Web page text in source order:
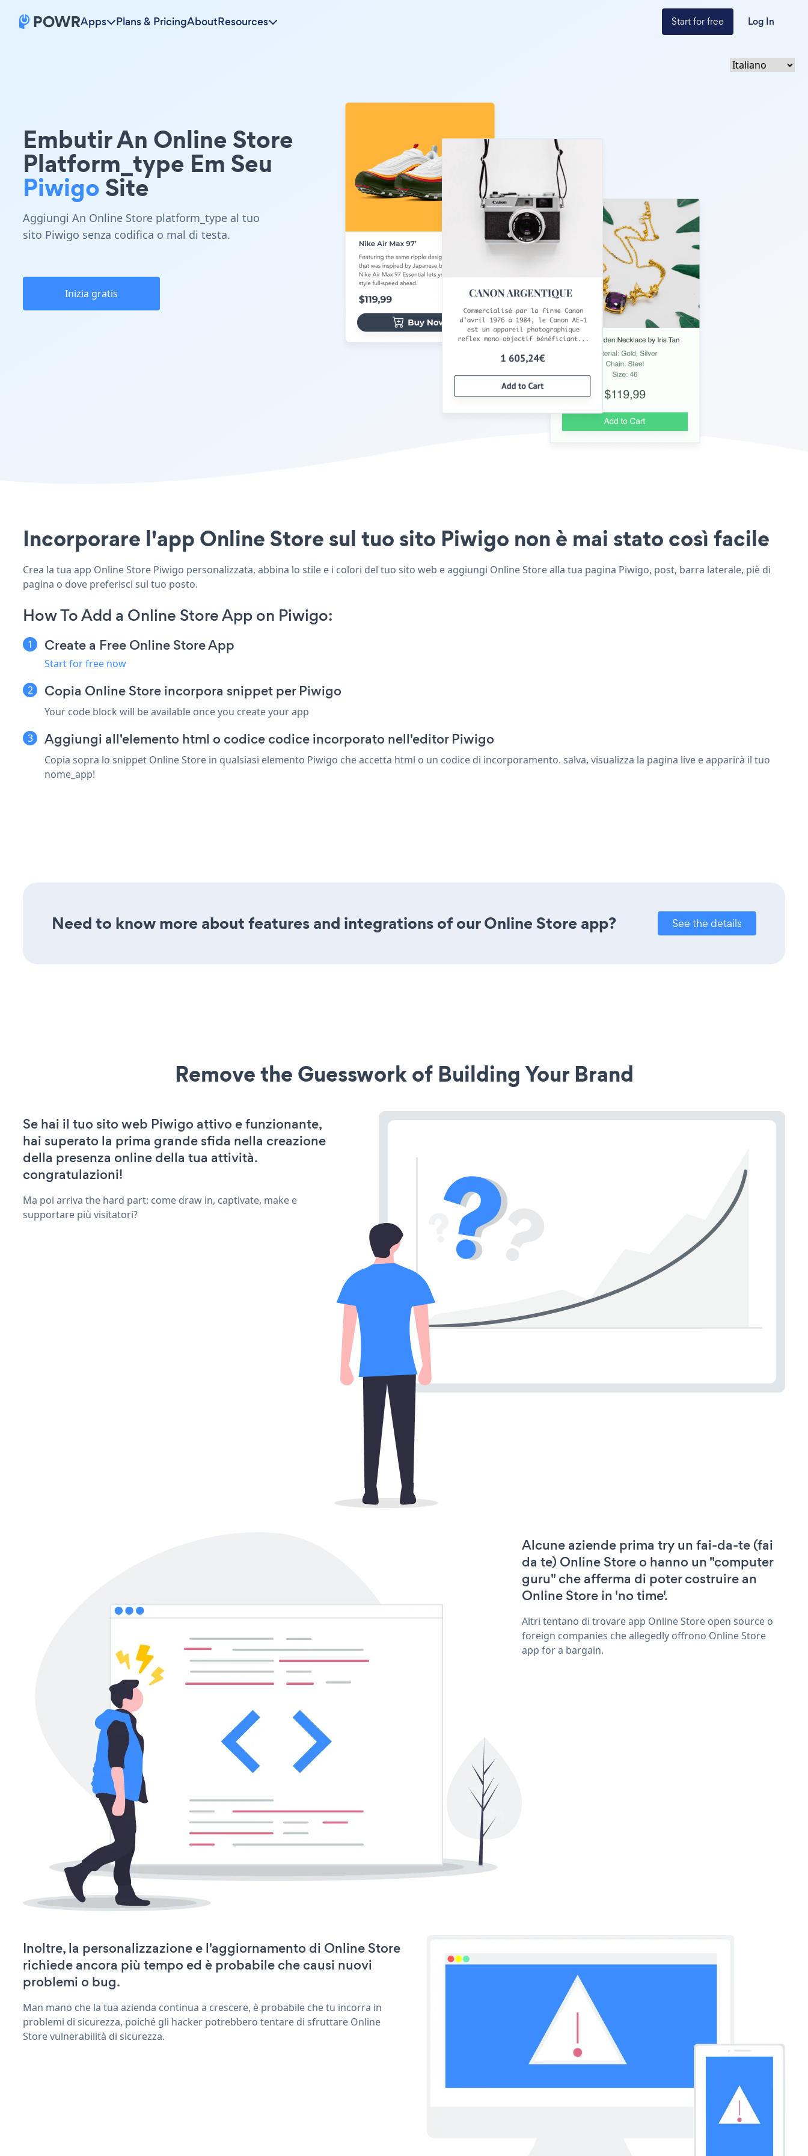
Apps Plans & PricingAboutResources Start for free Log In
Embutir An Online Store
Platform_type Em Seu
PiwigoSite
Aggiungi An Online Store platform_type al tuo
sito Piwigo senza codifica o mal di testa.
Inizia gratis
Incorporare l'app Online Store sul tuo sito Piwigo non è mai stato così facile
Crea la tua app Online Store Piwigo personalizzata, abbina lo stile e i colori del tuo sito web e aggiungi Online Store alla tua pagina Piwigo, post, barra laterale, piè di
pagina o dove preferisci sul tuo posto.
How To Add a Online Store App on Piwigo:
Create a Free Online Store App
Start for free now
Copia Online Store incorpora snippet per Piwigo
Your code block will be available once you create your app
Aggiungi all'elemento html o codice codice incorporato nell'editor Piwigo
Copia sopra lo snippet Online Store in qualsiasi elemento Piwigo che accetta html o un codice di incorporamento. salva, visualizza la pagina live e apparirà il tuo
nome_app!
Need to know more about features and integrations of our Online Store app? See the details
Remove the Guesswork of Building Your Brand
Se hai il tuo sito web Piwigo attivo e funzionante,
hai superato la prima grande sfida nella creazione
della presenza online della tua attività.
congratulazioni!
Ma poi arriva the hard part: come draw in, captivate, make e
supportare più visitatori?
Alcune aziende prima try un fai-da-te (fai
da te) Online Store o hanno un "computer
guru" che afferma di poter costruire an
Online Store in 'no time'.
Altri tentano di trovare app Online Store open source o
foreign companies che allegedly offrono Online Store
app for a bargain.
Inoltre, la personalizzazione e l'aggiornamento di Online Store
richiede ancora più tempo ed è probabile che causi nuovi
problemi o bug.
Man mano che la tua azienda continua a crescere, è probabile che tu incorra in
problemi di sicurezza, poiché gli hacker potrebbero tentare di sfruttare Online
Store vulnerabilità di sicurezza.